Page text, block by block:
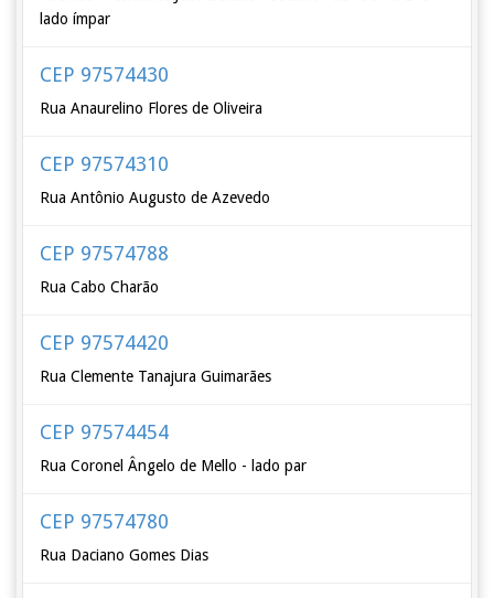
lado ímpar
CEP 97574430
Rua Anaurelino Flores de Oliveira
CEP 97574310
Rua Antônio Augusto de Azevedo
CEP 97574788
Rua Cabo Charão
CEP 97574420
Rua Clemente Tanajura Guimarães
CEP 97574454
Rua Coronel Ângelo de Mello - lado par
CEP 97574780
Rua Daciano Gomes Dias